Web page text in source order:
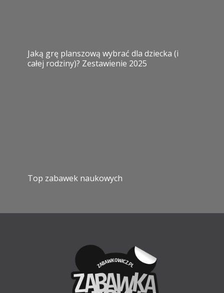
Jaką grę planszową wybrać dla dziecka (i
całej rodziny)? Zestawienie 2025
Top zabawek naukowych